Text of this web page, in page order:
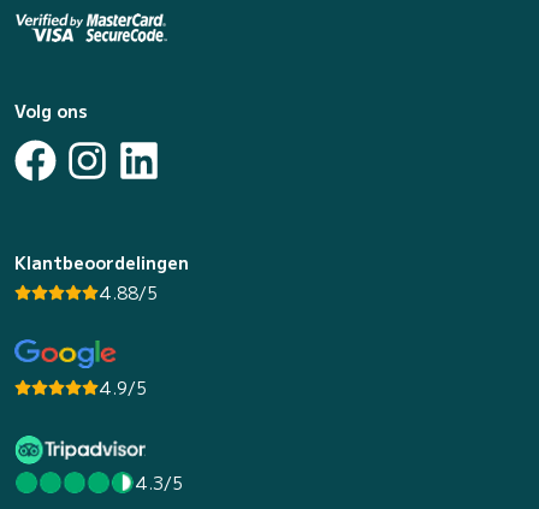
Volg ons
Klantbeoordelingen
4.88/5
4.9/5
4.3/5